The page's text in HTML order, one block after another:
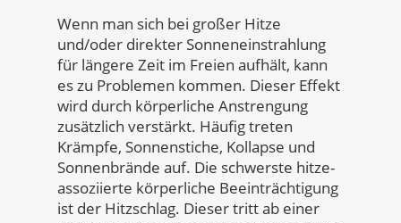
Wenn man sich bei großer Hitze
und/oder direkter Sonneneinstrahlung
für längere Zeit im Freien aufhält, kann
es zu Problemen kommen. Dieser Effekt
wird durch körperliche Anstrengung
zusätzlich verstärkt. Häufig treten
Krämpfe, Sonnenstiche, Kollapse und
Sonnenbrände auf. Die schwerste hitze-
assoziierte körperliche Beeinträchtigung
ist der Hitzschlag. Dieser tritt ab einer